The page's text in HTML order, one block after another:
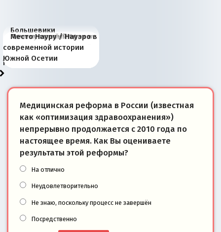
Большевики
отличаются от «Яблока»
тем, что они -
победители
Киевская марионетка
Запада рассказала о
«переобувании» хозяев
В России назрели
перемены: 15 шагов к
суверенной экономике
Миграционный пожар
Европы
Россия начинает
сбрасывать балласт
Анкориджа
Россия зимой 1904
года: первые уступки во
внутренней политике
Русская нация вчера и
сегодня
Почему правый крах в
Варшаве не поможет её
отношениям с Россией?
Место Науру / Науэро в
современной истории
Южной Осетии
Медицинская реформа в России (известная
как «оптимизация здравоохранения»)
непрерывно продолжается с 2010 года по
настоящее время. Как Вы оцениваете
результаты этой реформы?
На отлично
Неудовлетворительно
Не знаю, поскольку процесс не завершён
Посредственно